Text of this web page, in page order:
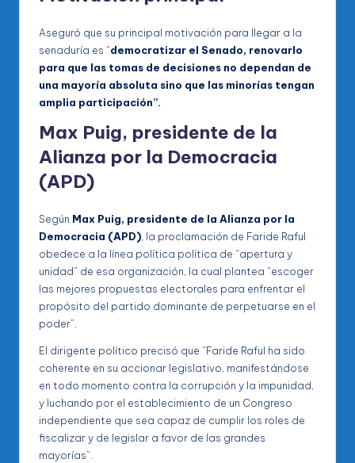
Aseguró que su principal motivación para llegar a la
senaduría es “democratizar el Senado, renovarlo
para que las tomas de decisiones no dependan de
una mayoría absoluta sino que las minorías tengan
amplia participación”.
Max Puig, presidente de la
Alianza por la Democracia
(APD)
Según Max Puig, presidente de la Alianza por la
Democracia (APD) , la proclamación de Faride Raful
obedece a la línea política política de “apertura y
unidad” de esa organización, la cual plantea “escoger
las mejores propuestas electorales para enfrentar el
propósito del partido dominante de perpetuarse en el
poder”.
El dirigente político precisó que “Faride Raful ha sido
coherente en su accionar legislativo, manifestándose
en todo momento contra la corrupción y la impunidad,
y luchando por el establecimiento de un Congreso
independiente que sea capaz de cumplir los roles de
fiscalizar y de legislar a favor de las grandes
mayorías”.